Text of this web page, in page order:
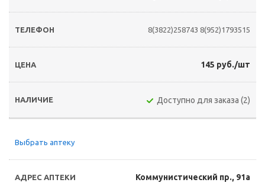
8(3822)258743 8(952)1793515
145 руб./шт
Доступно для заказа (2)
Выбрать аптеку
Коммунистический пр., 91а